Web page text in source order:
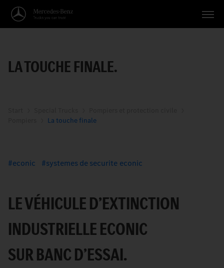
Applications
LA TOUCHE FINALE.
La touche finale
econic systemes de securite econic
LE VÉHICULE D’EXTINCTION
INDUSTRIELLE ECONIC
SUR BANC D’ESSAI.